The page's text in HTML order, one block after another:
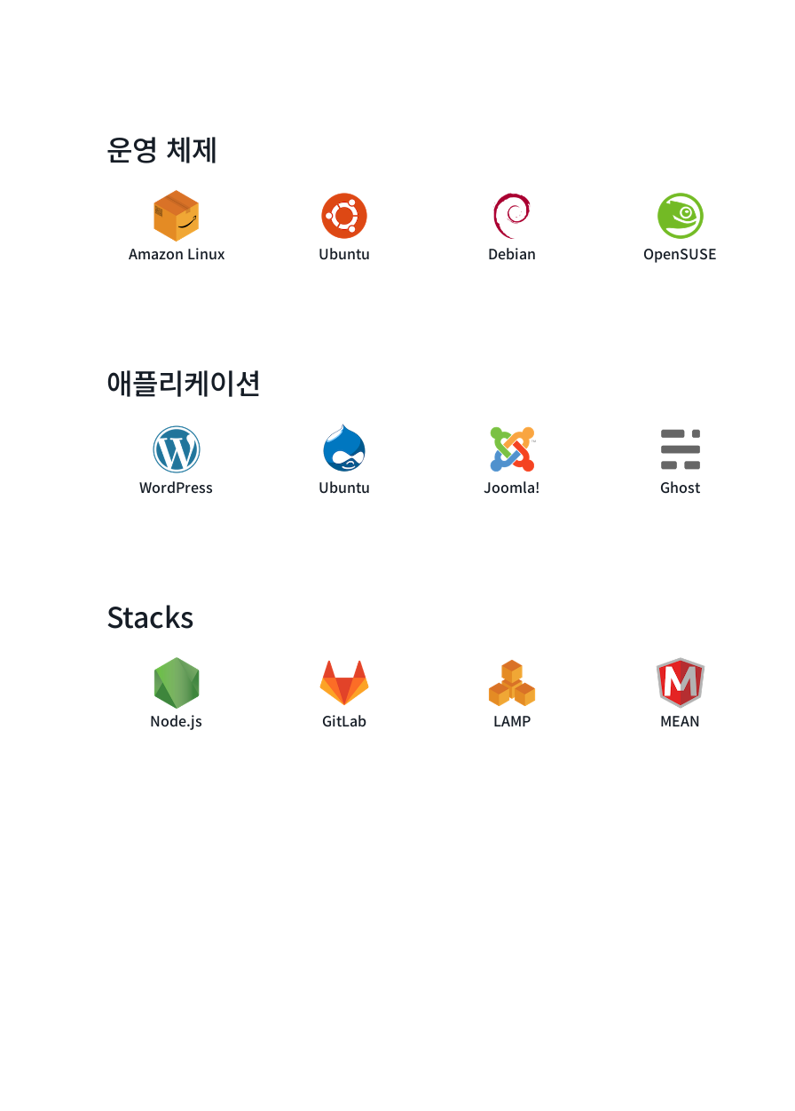
운영 체제
Amazon Linux Ubuntu Debian OpenSUSE
애플리케이션
WordPress Ubuntu Joomla! Ghost
Stacks
Node.js GitLab LAMP MEAN